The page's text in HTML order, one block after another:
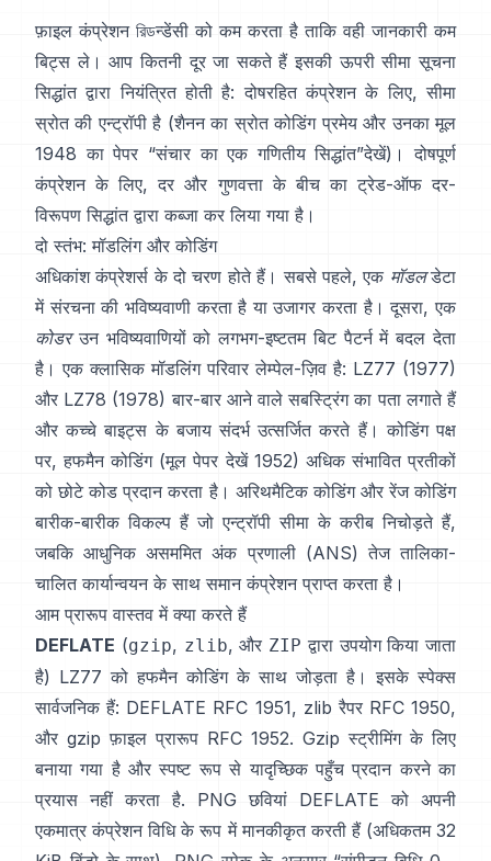
फ़ाइल कंप्रेशन রিডन्डेंसी को कम करता है ताकि वही जानकारी कम
बिट्स ले। आप कितनी दूर जा सकते हैं इसकी ऊपरी सीमा सूचना
सिद्धांत द्वारा नियंत्रित होती है: दोषरहित कंप्रेशन के लिए, सीमा
स्रोत की एन्ट्रॉपी है (शैनन का स्रोत कोडिंग प्रमेय और उनका मूल
1948 का पेपर “संचार का एक गणितीय सिद्धांत”देखें)। दोषपूर्ण
कंप्रेशन के लिए, दर और गुणवत्ता के बीच का ट्रेड-ऑफ दर-
विरूपण सिद्धांत द्वारा कब्जा कर लिया गया है।
दो स्तंभ: मॉडलिंग और कोडिंग
अधिकांश कंप्रेशर्स के दो चरण होते हैं। सबसे पहले, एक मॉडलडेटा
में संरचना की भविष्यवाणी करता है या उजागर करता है। दूसरा, एक
कोडरउन भविष्यवाणियों को लगभग-इष्टतम बिट पैटर्न में बदल देता
है। एक क्लासिक मॉडलिंग परिवार लेम्पेल-ज़िव है: LZ77 (1977)
और LZ78 (1978) बार-बार आने वाले सबस्ट्रिंग का पता लगाते हैं
और कच्चे बाइट्स के बजाय संदर्भ उत्सर्जित करते हैं। कोडिंग पक्ष
पर, हफमैन कोडिंग (मूल पेपर देखें 1952) अधिक संभावित प्रतीकों
को छोटे कोड प्रदान करता है। अरिथमैटिक कोडिंग और रेंज कोडिंग
बारीक-बारीक विकल्प हैं जो एन्ट्रॉपी सीमा के करीब निचोड़ते हैं,
जबकि आधुनिक असममित अंक प्रणाली (ANS) तेज तालिका-
चालित कार्यान्वयन के साथ समान कंप्रेशन प्राप्त करता है।
आम प्रारूप वास्तव में क्या करते हैं
DEFLATE (gzip, zlib, और ZIP द्वारा उपयोग किया जाता
है) LZ77 को हफमैन कोडिंग के साथ जोड़ता है। इसके स्पेक्स
सार्वजनिक हैं: DEFLATE RFC 1951, zlib रैपर RFC 1950,
और gzip फ़ाइल प्रारूप RFC 1952. Gzip स्ट्रीमिंग के लिए
बनाया गया है और स्पष्ट रूप से यादृच्छिक पहुँच प्रदान करने का
प्रयास नहीं करता है. PNG छवियां DEFLATE को अपनी
एकमात्र कंप्रेशन विधि के रूप में मानकीकृत करती हैं (अधिकतम 32